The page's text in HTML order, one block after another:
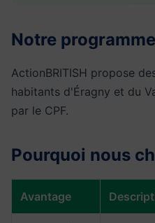
Notre
ActionBRITISH propose
habitants d'Éragny et du
par le CPF.
Pourquoi nous
Avantage